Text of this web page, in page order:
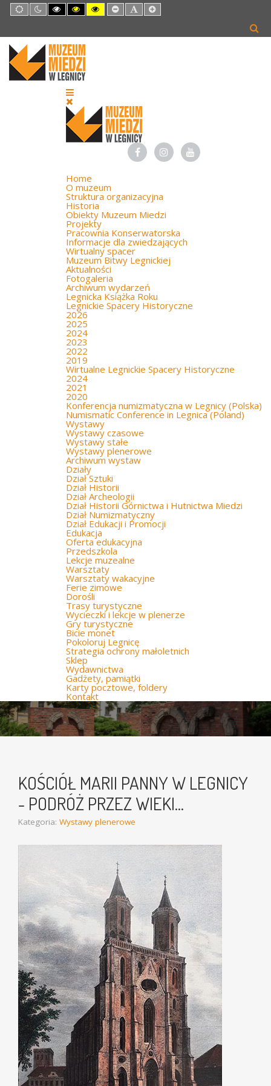
Default
mode
Night
mode
High
Contrast
mode
High
Contrast
mode
High
Contrast
mode
Set
Smaller
Set
Default
Set
Larger
Home
O muzeum
Struktura organizacyjna
Historia
Obiekty Muzeum Miedzi
Projekty
Pracownia Konserwatorska
Informacje dla zwiedzających
Wirtualny spacer
Muzeum Bitwy Legnickiej
Aktualności
Fotogaleria
Archiwum wydarzeń
Legnicka Książka Roku
Legnickie Spacery Historyczne
2026
2025
2024
2023
2022
2019
Wirtualne Legnickie Spacery Historyczne
2024
2021
2020
Konferencja numizmatyczna w Legnicy (Polska)
Numismatic Conference in Legnica (Poland)
Wystawy
Wystawy czasowe
Wystawy stałe
Wystawy plenerowe
Archiwum wystaw
Działy
Dział Sztuki
Dział Historii
Dział Archeologii
Dział Historii Górnictwa i Hutnictwa Miedzi
Dział Numizmatyczny
Dział Edukacji i Promocji
Edukacja
Oferta edukacyjna
Przedszkola
Lekcje muzealne
Warsztaty
Warsztaty wakacyjne
Ferie zimowe
Dorośli
Trasy turystyczne
Wycieczki i lekcje w plenerze
Gry turystyczne
Bicie monet
Pokoloruj Legnicę
Strategia ochrony małoletnich
Sklep
Wydawnictwa
Gadżety, pamiątki
Karty pocztowe, foldery
Kontakt
KOŚCIÓŁ MARII PANNY W LEGNICY
- PODRÓŻ PRZEZ WIEKI...
Kategoria: Wystawy plenerowe